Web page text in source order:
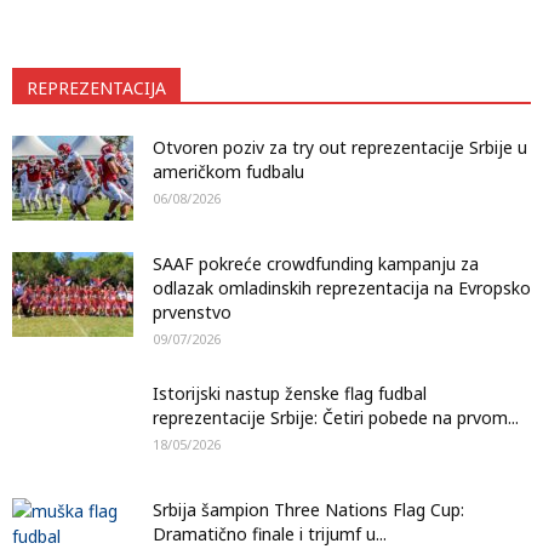
REPREZENTACIJA
Otvoren poziv za try out reprezentacije Srbije u
američkom fudbalu
06/08/2026
SAAF pokreće crowdfunding kampanju za
odlazak omladinskih reprezentacija na Evropsko
prvenstvo
09/07/2026
Istorijski nastup ženske flag fudbal
reprezentacije Srbije: Četiri pobede na prvom...
18/05/2026
Srbija šampion Three Nations Flag Cup:
Dramatično finale i trijumf u...